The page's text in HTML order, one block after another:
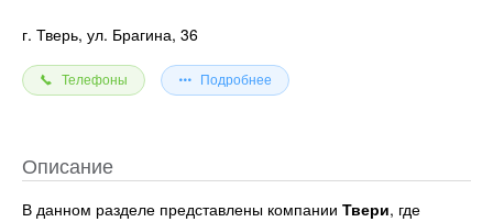
г. Тверь, ул. Брагина, 36
Телефоны Подробнее
Описание
В данном разделе представлены компании Твери, где